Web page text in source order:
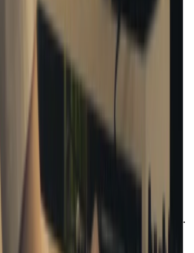
Moises ist ein fantastisches
oder Leistungen zu verbessern.